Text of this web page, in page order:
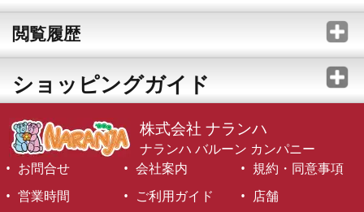
閲覧履歴
ショッピングガイド
株式会社 ナランハ
ナランハ バルーン カンパニー
お問合せ
会社案内
規約・同意事項
営業時間
ご利用ガイド 店舗